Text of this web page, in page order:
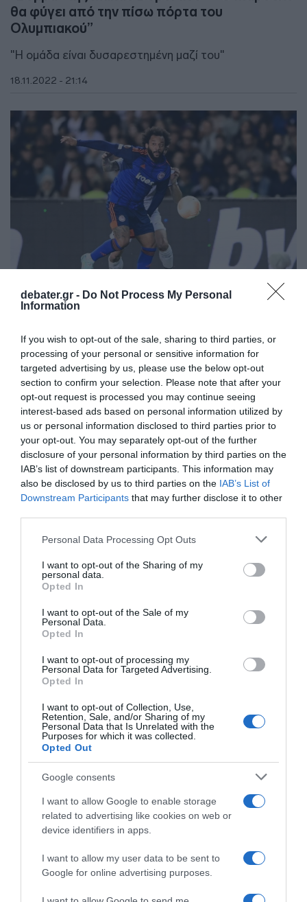
debater.gr - Do Not Process My Personal
Information
If you wish to opt-out of the sale, sharing to third parties, or
processing of your personal or sensitive information for
targeted advertising by us, please use the below opt-out
section to confirm your selection. Please note that after your
opt-out request is processed you may continue seeing
interest-based ads based on personal information utilized by
us or personal information disclosed to third parties prior to
your opt-out. You may separately opt-out of the further
disclosure of your personal information by third parties on the
IAB’s list of downstream participants. This information may
also be disclosed by us to third parties on the IAB’s List of
Downstream Participants that may further disclose it to other
Please note that this website/app uses one or more Google
not limited to your visit or usage behaviour. You may click to
grant or deny consent to Google and its third-party tags to
use your data for below specified purposes in below Google
consent section.
Personal Data Processing Opt Outs
I want to opt-out of the Sharing of my
personal data.
Opted In
I want to opt-out of the Sale of my
Personal Data.
Opted In
I want to opt-out of processing my
Personal Data for Targeted Advertising.
Opted In
I want to opt-out of Collection, Use,
Retention, Sale, and/or Sharing of my
Personal Data that Is Unrelated with the
Purposes for which it was collected.
Opted Out
Google consents
I want to allow Google to enable storage
related to advertising like cookies on web or
device identifiers in apps.
I want to allow my user data to be sent to
Google for online advertising purposes.
θα φύγει από την πίσω πόρτα του
Ολυμπιακού”
"Η ομάδα είναι δυσαρεστημένη μαζί του"
18.11.2022 - 21:14
Έτοιμος για την LA FC ο Μαρσέλο;
Δημοσίευμα βάζει “φωτιά” για τα επόμενα
βήματα του ποδοσφαιριστή
Πολλές είναι οι φήμες
22.10.2022 - 16:53
ΑΘΛΗΤΙΚΑ
Το Europa League “υποκλίνεται” στον
Ίσως κάνει το ντεμπούτο του με τον Ολυμπιακό στο
Europa League απέναντι στην Καραμπάχ
06.10.2022 - 19:46